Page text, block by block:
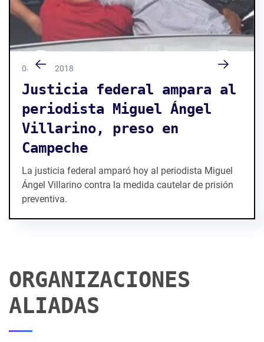
04 / 05 / 2018
Justicia federal ampara al
periodista Miguel Ángel
Villarino, preso en
Campeche
La justicia federal amparó hoy al periodista Miguel
Ángel Villarino contra la medida cautelar de prisión
preventiva.
ORGANIZACIONES
ALIADAS